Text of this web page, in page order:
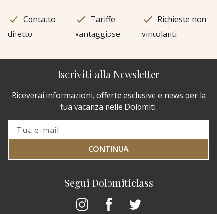
Contatto
diretto
Tariffe
vantaggiose
Richieste non
vincolanti
Segui Dolomiticlass
Iscriviti alla Newsletter
Riceverai informazioni, offerte esclusive e news per la
tua vacanza nelle Dolomiti.
CONTINUA